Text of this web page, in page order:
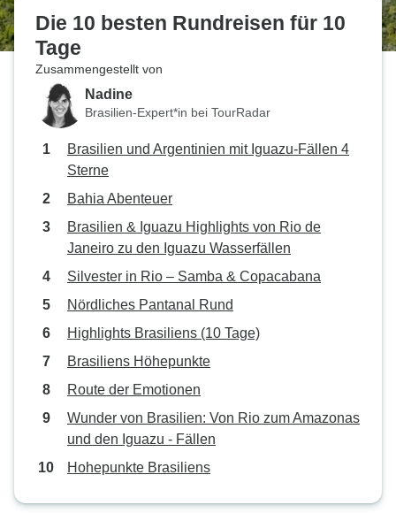
Die 10 besten Rundreisen für 10
Tage
Zusammengestellt von
Nadine
Brasilien-Expert*in bei TourRadar
Brasilien und Argentinien mit Iguazu-Fällen 4
Sterne
Bahia Abenteuer
Brasilien & Iguazu Highlights von Rio de
Janeiro zu den Iguazu Wasserfällen
Silvester in Rio – Samba & Copacabana
Nördliches Pantanal Rund
Highlights Brasiliens (10 Tage)
Brasiliens Höhepunkte
Route der Emotionen
Wunder von Brasilien: Von Rio zum Amazonas
und den Iguazu - Fällen
Hohepunkte Brasiliens